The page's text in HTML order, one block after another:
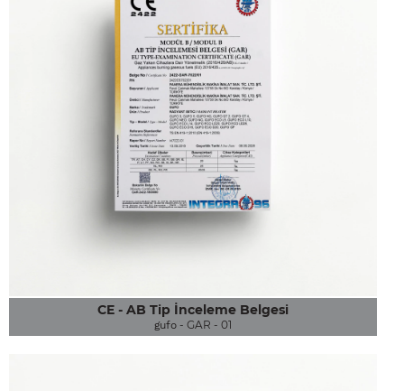
CE - AB Tip İnceleme Belgesi
gufo - GAR - 01